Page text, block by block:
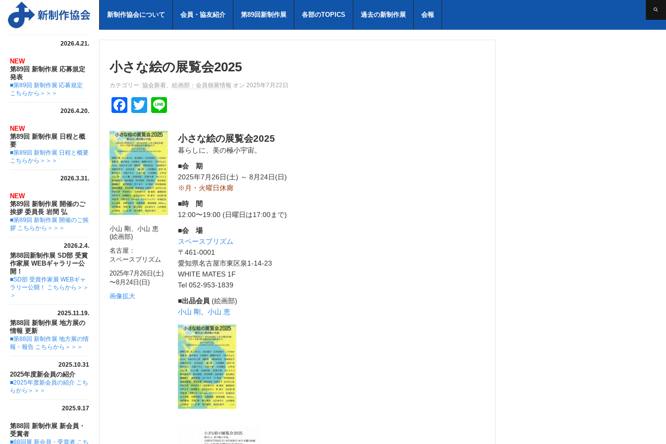
新制作協会について 会員・協友紹介 第89回新制作展 各部のTOPICS 過去の新制作展 会報
2026.4.21.
NEW
第89回 新制作展 応募規定
発表
■第89回 新制作展 応募規定
こちらから＞＞＞
2026.4.20.
NEW
第89回 新制作展 日程と概
要
■第89回 新制作展 日程と概要
こちらから＞＞＞
2026.3.31.
NEW
第89回 新制作展 開催のご
挨拶 委員長 岩間 弘
■第89回 新制作展 開催のご挨
拶 こちらから＞＞＞
2026.2.4.
第88回新制作展 SD部 受賞
作家展 WEBギャラリー公
開！
■SD部 受賞作家展 WEBギャ
ラリー公開！ こちらから＞＞
＞
2025.11.19.
第88回 新制作展 地方展の
情報 更新
■第88回 新制作展 地方展の情
報・報告 こちらから＞＞＞
2025.10.31
2025年度新会員の紹介
■2025年度新会員の紹介 こち
らから＞＞＞
2025.9.17
第88回 新制作展 新会員・
受賞者
■88回展 新会員・受賞者 こち
小さな絵の展覧会2025
カテゴリー: 協会新着、 絵画部：会員個展情報 オン 2025年7月22日
F
c
e
b
o
o
k
T
tt
er
e
小山 剛、小山 恵
(絵画部)
名古屋：
スペースプリズム
2025年7月26日(土)
〜8月24日(日)
画像拡大
小さな絵の展覧会2025
暮らしに、美の極小宇宙。
■会 期
2025年7月26日(土) ～ 8月24日(日)
※月・火曜日休廊
■時 間
12:00〜19:00 (日曜日は17:00まで)
■会 場
スペースプリズム
〒461-0001
愛知県名古屋市東区泉1-14-23
WHITE MATES 1F
Tel 052-953-1839
■出品会員 (絵画部)
小山 剛
小山 恵